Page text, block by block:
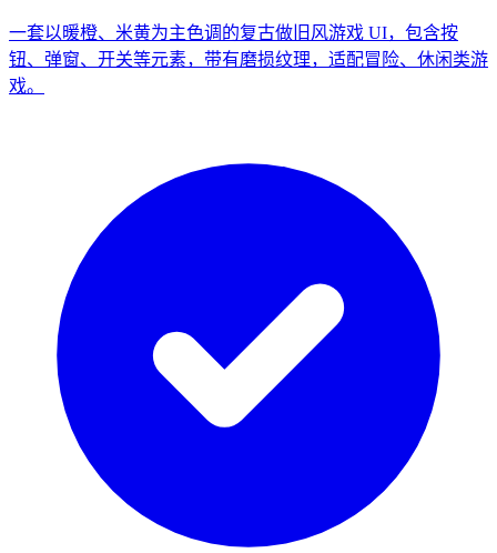
一套以暖橙、米黄为主色调的复古做旧风游戏 UI，包含按
钮、弹窗、开关等元素，带有磨损纹理，适配冒险、休闲类游
戏。